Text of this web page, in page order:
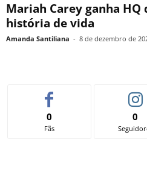
Mariah Carey ganha HQ
história de vida
Amanda Santiliana - 8 de dezembro de
0
Fãs
0